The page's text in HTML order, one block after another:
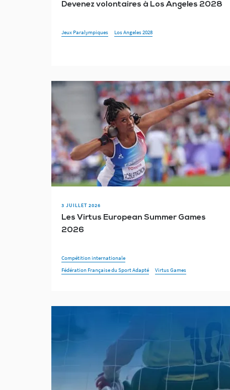
Devenez volontaires à Los Angeles 2028
Jeux Paralympiques Los Angeles 2028
3 JUILLET 2026
Les Virtus European Summer Games
2026
Compétition internationale
Fédération Française du Sport Adapté
Virtus Games